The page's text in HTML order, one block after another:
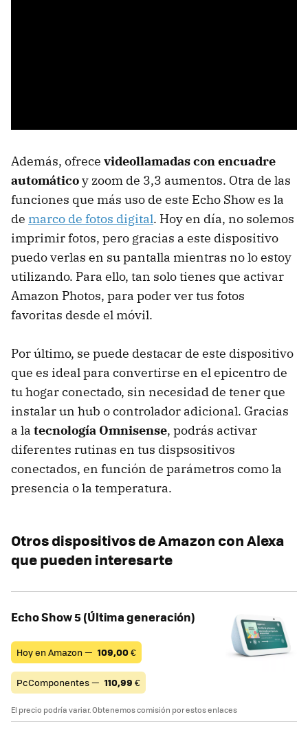
Además, ofrece videollamadas con encuadre
automáticoy zoom de 3,3 aumentos. Otra de las
funciones que más uso de este Echo Show es la
de marco de fotos digital. Hoy en día, no solemos
imprimir fotos, pero gracias a este dispositivo
puedo verlas en su pantalla mientras no lo estoy
utilizando. Para ello, tan solo tienes que activar
Amazon Photos, para poder ver tus fotos
favoritas desde el móvil.
Por último, se puede destacar de este dispositivo
que es ideal para convertirse en el epicentro de
tu hogar conectado, sin necesidad de tener que
instalar un hub o controlador adicional. Gracias
a la tecnología Omnisense, podrás activar
diferentes rutinas en tus dispsositivos
conectados, en función de parámetros como la
presencia o la temperatura.
Otros dispositivos de Amazon con Alexa
que pueden interesarte
Echo Show 5 (Última generación)
Hoy en Amazon — 109,00€
PcComponentes — 110,99 €
El precio podría variar. Obtenemos comisión por estos enlaces